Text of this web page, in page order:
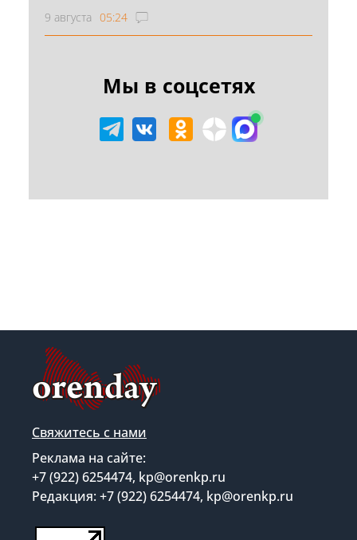
9 августа 05:24
Мы в соцсетях
Свяжитесь с нами
Реклама на сайте:
+7 (922) 6254474, kp@orenkp.ru
Редакция: +7 (922) 6254474, kp@orenkp.ru